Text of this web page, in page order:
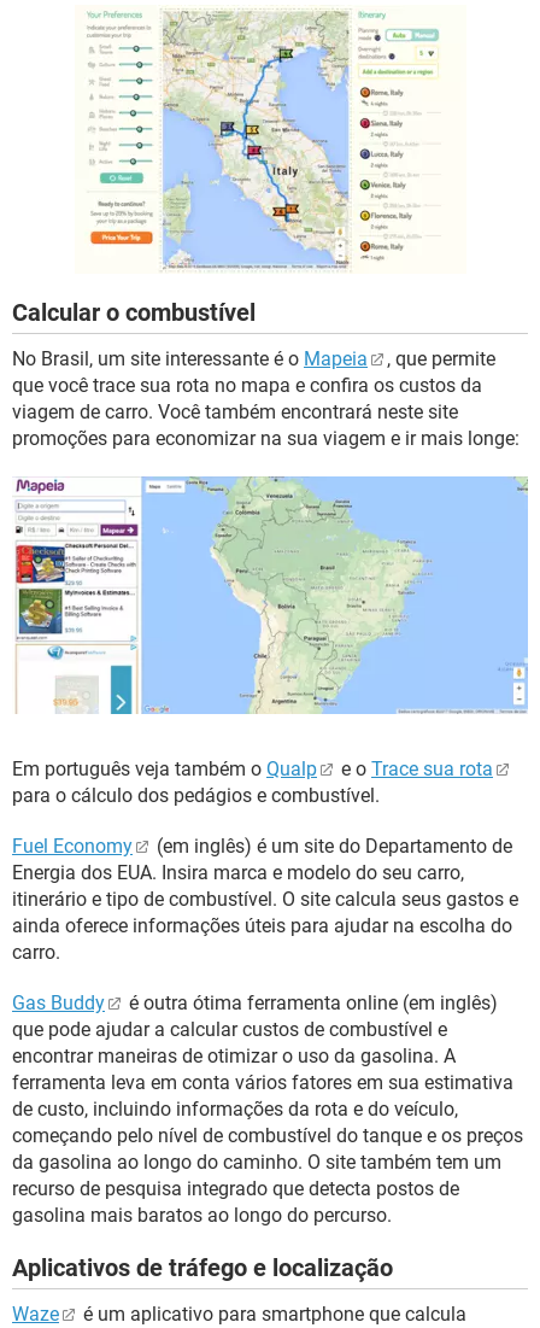
Calcular o combustível
No Brasil, um site interessante é o Mapeia
, que permite
que você trace sua rota no mapa e confira os custos da
viagem de carro. Você também encontrará neste site
promoções para economizar na sua viagem e ir mais longe:
Em português veja também o Qualp e o Trace sua rota
para o cálculo dos pedágios e combustível.
Fuel Economy
(em inglês) é um site do Departamento de
Energia dos EUA. Insira marca e modelo do seu carro,
itinerário e tipo de combustível. O site calcula seus gastos e
ainda oferece informações úteis para ajudar na escolha do
carro.
Gas Buddy
é outra ótima ferramenta online (em inglês)
que pode ajudar a calcular custos de combustível e
encontrar maneiras de otimizar o uso da gasolina. A
ferramenta leva em conta vários fatores em sua estimativa
de custo, incluindo informações da rota e do veículo,
começando pelo nível de combustível do tanque e os preços
da gasolina ao longo do caminho. O site também tem um
recurso de pesquisa integrado que detecta postos de
gasolina mais baratos ao longo do percurso.
Aplicativos de tráfego e localização
Waze
é um aplicativo para smartphone que calcula